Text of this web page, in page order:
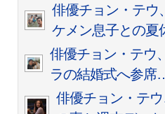
俳優チョン・テウ
ケメン息子との夏
俳優チョン・テウ
ラの結婚式へ参席
俳優チョン・テ